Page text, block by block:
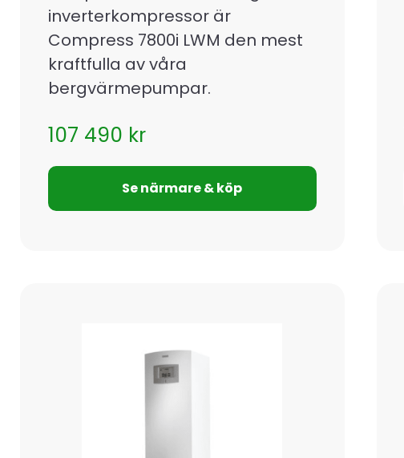
inverterkompressor är
Compress 7800i LWM den mest
kraftfulla av våra
bergvärmepumpar.
107 490 kr
Se närmare & köp